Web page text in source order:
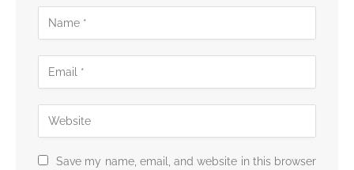
Save my name, email, and website in this browser